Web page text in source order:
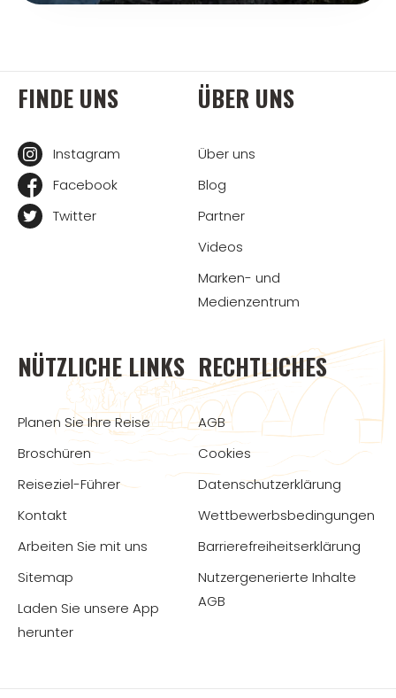
FINDE UNS
Instagram
Facebook
Twitter
ÜBER UNS
Über uns
Blog
Partner
Videos
Marken- und
Medienzentrum
NÜTZLICHE LINKS
Planen Sie Ihre Reise
Broschüren
Reiseziel-Führer
Kontakt
Arbeiten Sie mit uns
Sitemap
Laden Sie unsere App
herunter
RECHTLICHES
AGB
Cookies
Datenschutzerklärung
Wettbewerbsbedingungen
Barrierefreiheitserklärung
Nutzergenerierte Inhalte
AGB